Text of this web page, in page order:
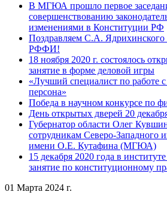
В МГЮА прошло первое
совершенствованию
изменениями в Конституции РФ
Поздравляем С.А. Ядрихинского
РФФИ!
18 ноября 2020 г. состоялось
занятие в форме деловой игры
«Лучший специалист по работе
персона»
Победа в научном конкурсе по
День открытых дверей 20
Губернатор области Олег
сотрудникам Северо-Западного
имени О.Е. Кутафина (МГЮА)
15 декабря 2020 года в
занятие по конституционному
01 Марта 2024 г.